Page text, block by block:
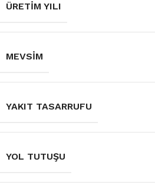
ÜRETIM YILI
MEVSIM
YAKIT TASARRUFU
YOL TUTUŞU